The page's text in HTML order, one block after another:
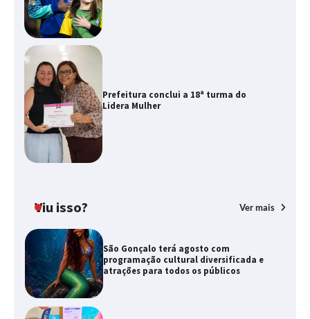
Prefeitura conclui a 18ª turma do
Lidera Mulher
Viu isso? Ver mais
São Gonçalo terá agosto com
programação cultural diversificada e
atrações para todos os públicos